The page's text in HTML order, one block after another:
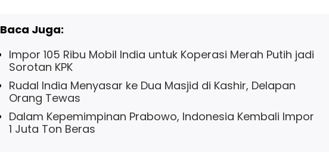
Baca Juga:
Impor 105 Ribu Mobil India untuk Koperasi Merah Putih jadi
Sorotan KPK
Rudal India Menyasar ke Dua Masjid di Kashir, Delapan
Orang Tewas
Dalam Kepemimpinan Prabowo, Indonesia Kembali Impor
1 Juta Ton Beras